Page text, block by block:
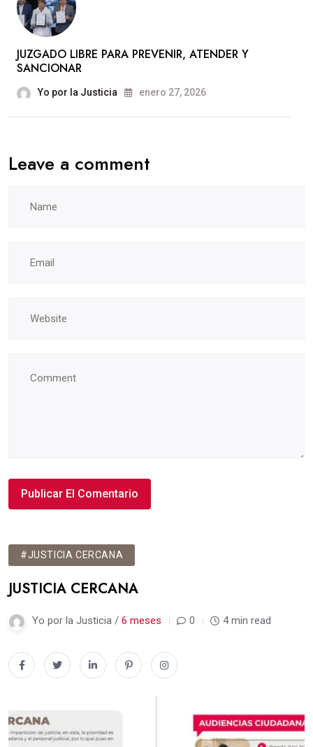
JUZGADO LIBRE PARA PREVENIR, ATENDER Y
SANCIONAR
Yo por la Justicia enero 27, 2026
Leave a comment
#JUSTICIA CERCANA
JUSTICIA CERCANA
Yo por la Justicia / 6 meses 0 4 min read